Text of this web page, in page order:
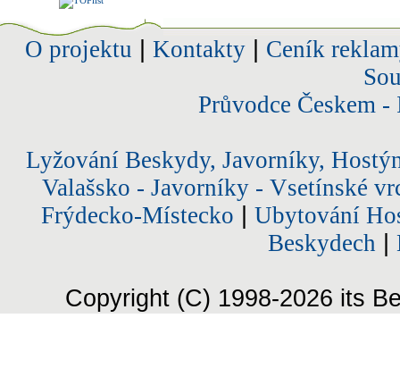
O projektu Kontakty| Ceník
Průvodce Českem
Lyžování Beskydy, Javorníky,
Valašsko - Javorníky - Vsetínské
Frýdecko-Místecko
Ubytování
Beskydech
Copyright (C) 1998-2026 its